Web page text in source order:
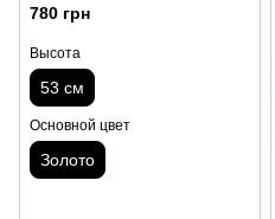
780 грн
Высота
53 см
Основной цвет
Золото